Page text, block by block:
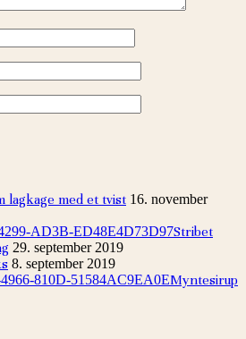
lagkage med et tvist 16. november
Stribet
29. september 2019
8. september 2019
Myntesirup